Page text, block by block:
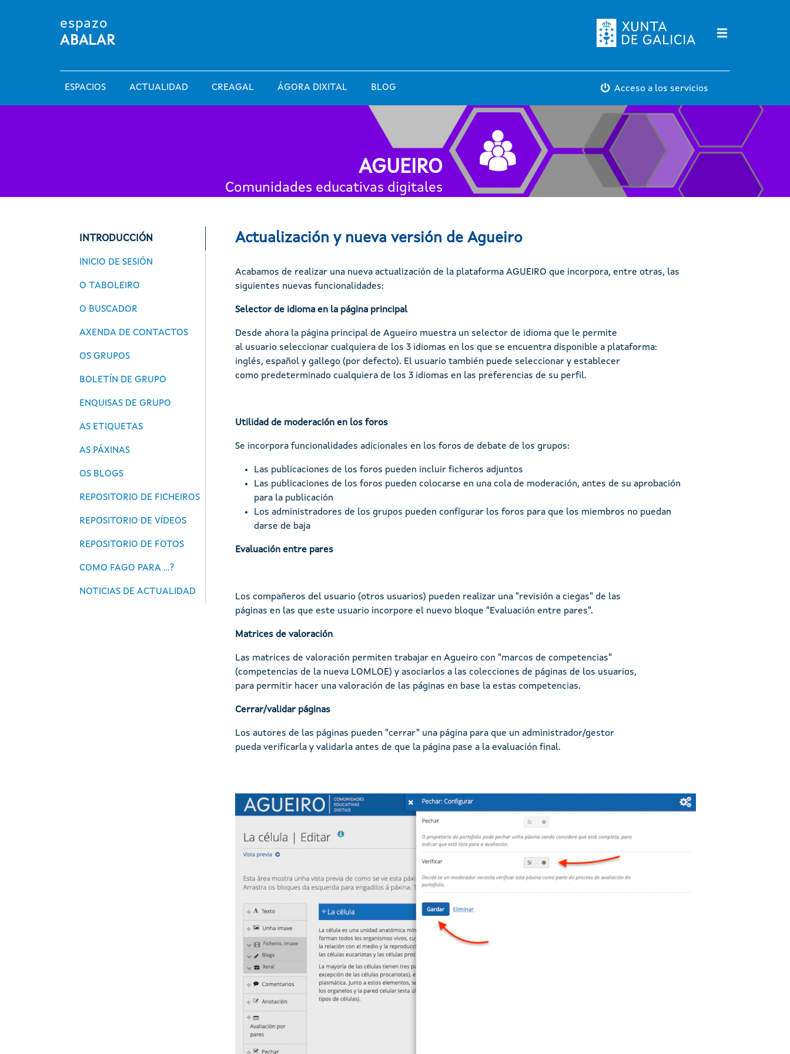
espazo
ABALAR
ESPACIOS ACTUALIDAD CREAGAL ÁGORA DIXITAL BLOG Acceso a los servicios
AGUEIRO
Comunidades educativas digitales
Espazos
INTRODUCCIÓN
INICIO DE SESIÓN
O TABOLEIRO
O BUSCADOR
AXENDA DE CONTACTOS
OS GRUPOS
BOLETÍN DE GRUPO
ENQUISAS DE GRUPO
AS ETIQUETAS
AS PÁXINAS
OS BLOGS
REPOSITORIO DE FICHEIROS
REPOSITORIO DE VÍDEOS
REPOSITORIO DE FOTOS
COMO FAGO PARA ...?
NOTICIAS DE ACTUALIDAD
Actualización y nueva versión de Agueiro
Acabamos de realizar una nueva actualización de la plataforma AGUEIRO que incorpora, entre otras, las
siguientes nuevas funcionalidades:
Selector de idioma en la página principal
Desde ahora la página principal de Agueiro muestra un selector de idioma que le permite
al usuario seleccionar cualquiera de los 3 idiomas en los que se encuentra disponible a plataforma:
inglés, español y gallego (por defecto). El usuario también puede seleccionar y establecer
como predeterminado cualquiera de los 3 idiomas en las preferencias de su perfil.
Utilidad de moderación en los foros
Se incorpora funcionalidades adicionales en los foros de debate de los grupos:
Las publicaciones de los foros pueden incluir ficheros adjuntos
Las publicaciones de los foros pueden colocarse en una cola de moderación, antes de su aprobación
para la publicación
Los administradores de los grupos pueden configurar los foros para que los miembros no puedan
darse de baja
Evaluación entre pares
Los compañeros del usuario (otros usuarios) pueden realizar una "revisión a ciegas" de las
páginas en las que este usuario incorpore el nuevo bloque "Evaluación entre pares".
Matrices de valoración
Las matrices de valoración permiten trabajar en Agueiro con "marcos de competencias"
(competencias de la nueva LOMLOE) y asociarlos a las colecciones de páginas de los usuarios,
para permitir hacer una valoración de las páginas en base la estas competencias.
Cerrar/validar páginas
Los autores de las páginas pueden "cerrar" una página para que un administrador/gestor
pueda verificarla y validarla antes de que la página pase a la evaluación final.
Imaxe